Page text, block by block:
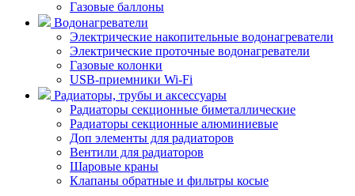
Газовые баллоны
Водонагреватели
Электрические накопительные водонагреватели
Электрические проточные водонагреватели
Газовые колонки
USB-приемники Wi-Fi
Радиаторы, трубы и аксессуары
Радиаторы секционные биметаллические
Радиаторы секционные алюминиевые
Доп элементы для радиаторов
Вентили для радиаторов
Шаровые краны
Клапаны обратные и фильтры косые